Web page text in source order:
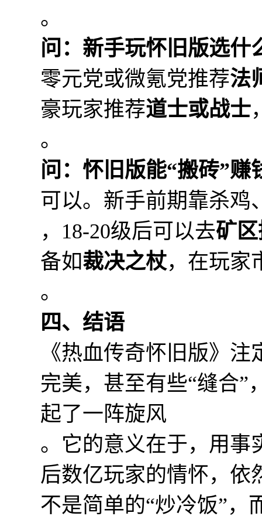
。
问：新手玩怀旧版选什
零元党或微氪党推荐法
豪玩家推荐道士或战士
。
问：怀旧版能“搬砖”赚
可以。新手前期靠杀鸡
，18-20级后可以去矿
备如裁决之杖，在玩家
。
四、结语
《热血传奇怀旧版》
完美，甚至有些“缝合”
起了一阵旋风
。它的意义在于，用事
后数亿玩家的情怀，依
不是简单的“炒冷饭”，